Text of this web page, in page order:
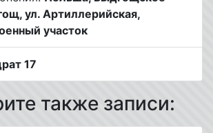
ул. Артиллерийская,
участок
17
также записи: